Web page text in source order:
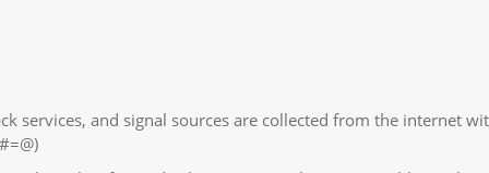
services, and signal sources are collected from the internet